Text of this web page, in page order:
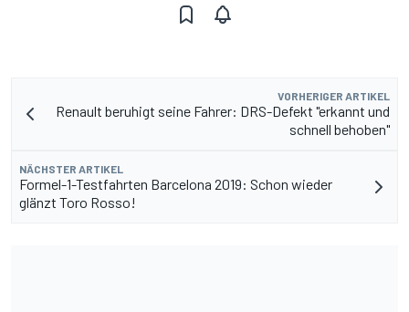
VORHERIGER ARTIKEL
Renault beruhigt seine Fahrer: DRS-Defekt "erkannt und
schnell behoben"
NÄCHSTER ARTIKEL
Formel-1-Testfahrten Barcelona 2019: Schon wieder
glänzt Toro Rosso!